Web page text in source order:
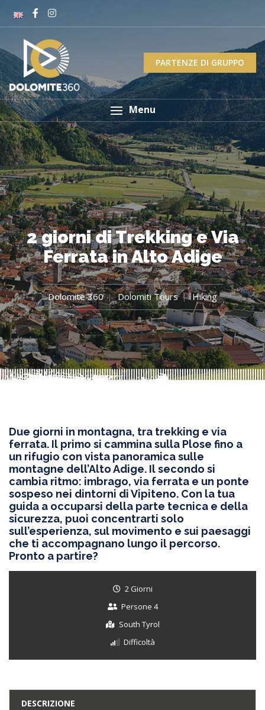
PARTENZE DI GRUPPO
Menu
2 giorni di Trekking e Via
Ferrata in Alto Adige
Dolomite 360 Dolomiti Tours Hiking
Due giorni in montagna, tra trekking e via
ferrata. Il primo si cammina sulla Plose fino a
un rifugio con vista panoramica sulle
montagne dell’Alto Adige. Il secondo si
cambia ritmo: imbrago, via ferrata e un ponte
sospeso nei dintorni di Vipiteno. Con la tua
guida a occuparsi della parte tecnica e della
sicurezza, puoi concentrarti solo
sull’esperienza, sul movimento e sui paesaggi
che ti accompagnano lungo il percorso.
Pronto a partire?
2 Giorni
Persone 4
South Tyrol
Difficoltà
DESCRIZIONE